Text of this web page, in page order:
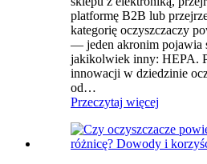
platformę B2B lub
kategorię oczyszczaczy
— jeden akronim pojawia
jakikolwiek inny: HEPA.
innowacji w dziedzinie
od…
Przeczytaj więcej